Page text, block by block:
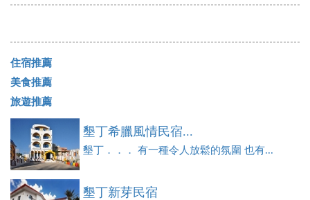
住宿推薦
美食推薦
旅遊推薦
墾丁希臘風情民宿...
墾丁．．． 有一種令人放鬆的氛圍 也有...
墾丁新芽民宿